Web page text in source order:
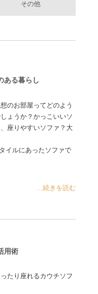
その他
ある暮らし
のお部屋ってどのよう
ょうか？かっこいいソ
座りやすいソファ？大
イルにあったソファで
...続きを読む
用術
たり座れるカウチソフ